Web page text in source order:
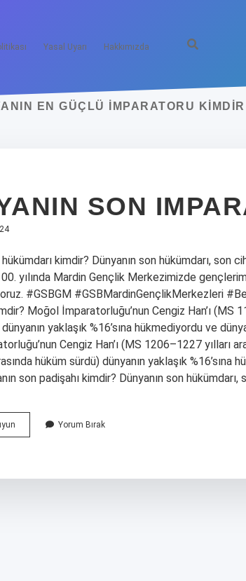
Yasal Uyarı Hakkımızda
EN GÜÇLÜ IMPARATORU KIMDIR
SON
hükümdarı kimdir? Dünyanın son hükümdarı,
yılında Mardin Gençlik Merkezimizde
#GSBGM #GSBMardinGençlikMerkezleri
Moğol İmparatorluğu’nun Cengiz Han’ı (MS
yaklaşık %16’sına hükmediyordu ve
Cengiz Han’ı (MS 1206–1227 yılları
hüküm sürdü) dünyanın yaklaşık
son padişahı kimdir? Dünyanın son
Dünyanın
Son
Yorum Bırak